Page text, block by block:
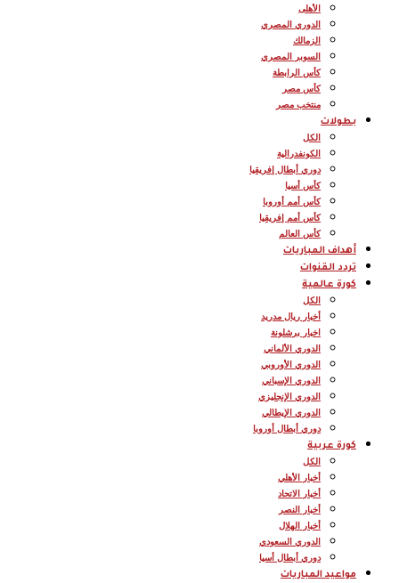
الأهلى
الدوري المصري
الزمالك
السوبر المصري
كأس الرابطة
كأس مصر
منتخب مصر
بطولات
الكل
الكونفدرالية
دوري أبطال إفريقيا
كأس أسيا
كأس أمم أوروبا
كأس أمم إفريقيا
كأس العالم
أهداف المباريات
تردد القنوات
كورة عالمية
الكل
أخبار ريال مدريد
اخبار برشلونة
الدوري الألماني
الدوري الأوروبي
الدوري الإسباني
الدوري الإنجليزي
الدوري الإيطالي
دوري أبطال أوروبا
كورة عربية
الكل
أخبار الأهلي
أخبار الاتحاد
أخبار النصر
أخبار الهلال
الدوري السعودي
دوري أبطال أسيا
مواعيد المباريات